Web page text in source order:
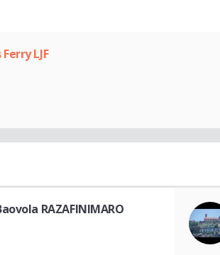
LJF
RAZAFINIMARO